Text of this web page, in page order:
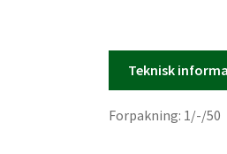
Minimumsverdi
Dekslene kan
Teknisk
Forpakning: 1/-/50